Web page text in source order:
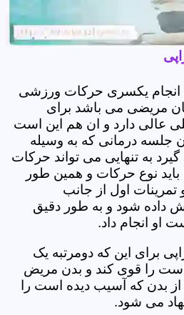
انجام یکسری حرکات ورزشی
مریضی می باشد برای
عالی دارد و ان هم این است
جلسه درمانی که به وسیله
به تنهایی می تواند حرکات
باید نوع حرکات و همین طور
تمرینات اول از جانب
داده شود و به طور دقیق
او انجام داد.
برای این که دومرتبه یک
را قوی کند و بدن مریض
بدن که آسیب دیده است را
می شود.